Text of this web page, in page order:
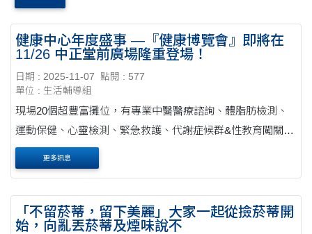
健康中心年度盛事 —『健康博覽會』即將在
11/26 中正堂前廣場隆重登場！
日期 : 2025-11-07
點閱 : 577
單位 : 生活輔導組
現場20個超豐富攤位，有專業中醫醫療諮詢、體脂肪檢測、
運動保健、心靈檢測、緊急救護、代謝症候群&性教育闖關活
動等超有趣攤位等你來體驗！
更多訊息
「不留菸蒂，留下美麗」大家一起從撿菸蒂開
始，向亂丟菸蒂及煙味說不